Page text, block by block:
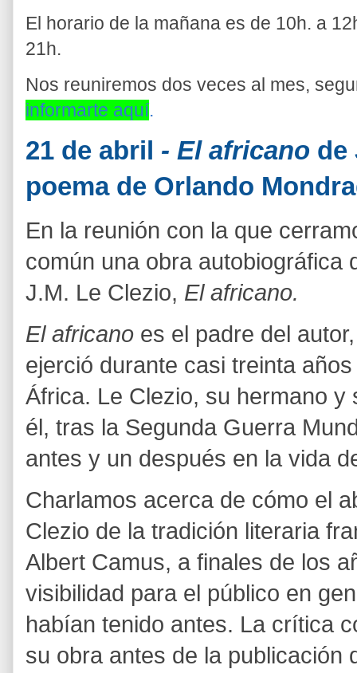
El horario de la mañana es de 10h. a
21h.
Nos reuniremos dos veces al mes,
informarte aquí.
21 de abril - El africano de
poema de Orlando
En la reunión con la que
común una obra autobiográfica
J.M. Le Clezio, El africano.
El africano es el padre del
ejerció durante casi treinta
África. Le Clezio, su hermano
él, tras la Segunda Guerra
antes y un después en la vida
Charlamos acerca de cómo el
Clezio de la tradición literaria
Albert Camus, a finales de los
visibilidad para el público en
habían tenido antes. La crítica
su obra antes de la publicación